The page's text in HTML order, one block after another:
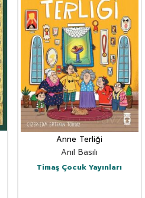
Anne Terliği
Anıl Basılı
Timaş Çocuk Yayınları